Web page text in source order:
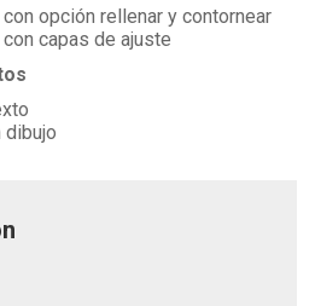
opción rellenar y contornear
capas de ajuste
dibujo